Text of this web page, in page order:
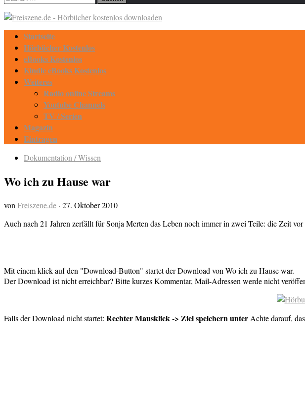
Startseite
Hörbücher Kostenlos
eBooks Kostenlos
Kindle eBooks Kostenlos
Weiteres
Radio online Streams
Youtube Channels
TV / Serien
Magazin
Eintragen
Dokumentation / Wissen
Wo ich zu Hause war
von Freiszene.de · 27. Oktober 2010
Auch nach 21 Jahren zerfällt für Sonja Merten das Leben noch immer in zwei Teile: die Zeit
Mit einem klick auf den "Download-Button" startet der Download von Wo ich zu Hause war.
Der Download ist nicht erreichbar? Bitte kurzes Kommentar, Mail-Adressen werde nicht
Falls der Download nicht startet: Rechter Mausklick -> Ziel speichern unter Achte darauf,